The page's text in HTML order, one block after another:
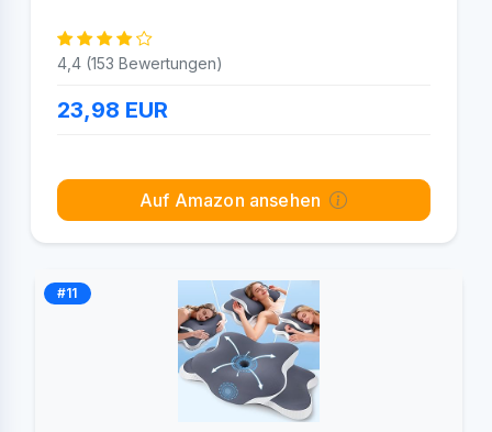
4,4 (153 Bewertungen)
23,98 EUR
Auf Amazon ansehen
#11